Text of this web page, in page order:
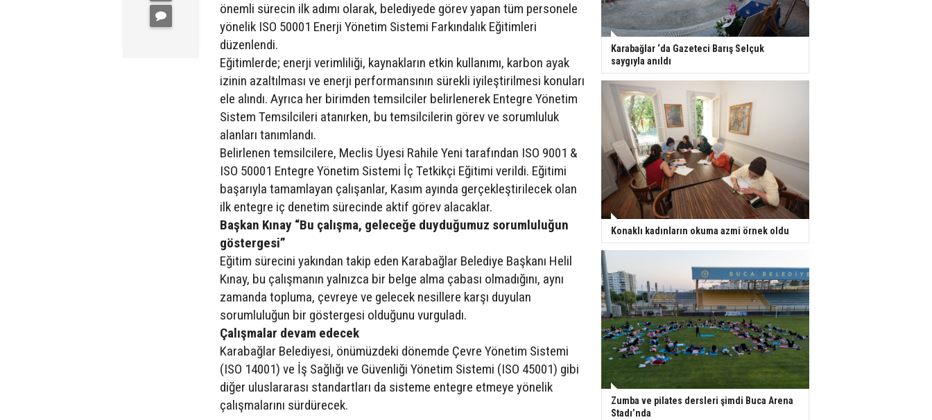
önemli sürecin ilk adımı olarak, belediyede görev yapan tüm personele
yönelik ISO 50001 Enerji Yönetim Sistemi Farkındalık Eğitimleri
düzenlendi.
Eğitimlerde; enerji verimliliği, kaynakların etkin kullanımı, karbon ayak
izinin azaltılması ve enerji performansının sürekli iyileştirilmesi konuları
ele alındı. Ayrıca her birimden temsilciler belirlenerek Entegre Yönetim
Sistem Temsilcileri atanırken, bu temsilcilerin görev ve sorumluluk
alanları tanımlandı.
Belirlenen temsilcilere, Meclis Üyesi Rahile Yeni tarafından ISO 9001 &
ISO 50001 Entegre Yönetim Sistemi İç Tetkikçi Eğitimi verildi. Eğitimi
başarıyla tamamlayan çalışanlar, Kasım ayında gerçekleştirilecek olan
ilk entegre iç denetim sürecinde aktif görev alacaklar.
Başkan Kınay “Bu çalışma, geleceğe duyduğumuz sorumluluğun
göstergesi”
Eğitim sürecini yakından takip eden Karabağlar Belediye Başkanı Helil
Kınay, bu çalışmanın yalnızca bir belge alma çabası olmadığını, aynı
zamanda topluma, çevreye ve gelecek nesillere karşı duyulan
sorumluluğun bir göstergesi olduğunu vurguladı.
Çalışmalar devam edecek
Karabağlar Belediyesi, önümüzdeki dönemde Çevre Yönetim Sistemi
(ISO 14001) ve İş Sağlığı ve Güvenliği Yönetim Sistemi (ISO 45001) gibi
diğer uluslararası standartları da sisteme entegre etmeye yönelik
çalışmalarını sürdürecek.
Karabağlar ‘da Gazeteci Barış Selçuk
saygıyla anıldı
Konaklı kadınların okuma azmi örnek oldu
Zumba ve pilates dersleri şimdi Buca Arena
Stadı’nda